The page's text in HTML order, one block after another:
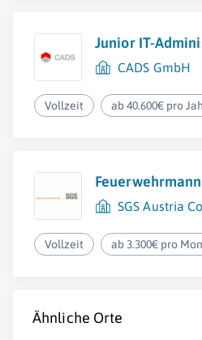
Junior IT-
CADS GmbH
Vollzeit ab 40.600€ pro
SGS Austria
Vollzeit ab 3.300€ pro
Ähnliche Orte